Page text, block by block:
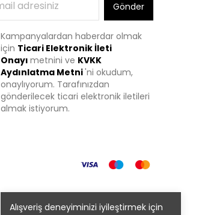
Alışveriş deneyiminizi iyileştirmek için
Gönder
Kampanyalardan haberdar olmak
için Ticari Elektronik İleti
Onayı metnini ve KVKK
Aydınlatma Metni'ni okudum,
onaylıyorum. Tarafınızdan
gönderilecek ticari elektronik iletileri
almak istiyorum.